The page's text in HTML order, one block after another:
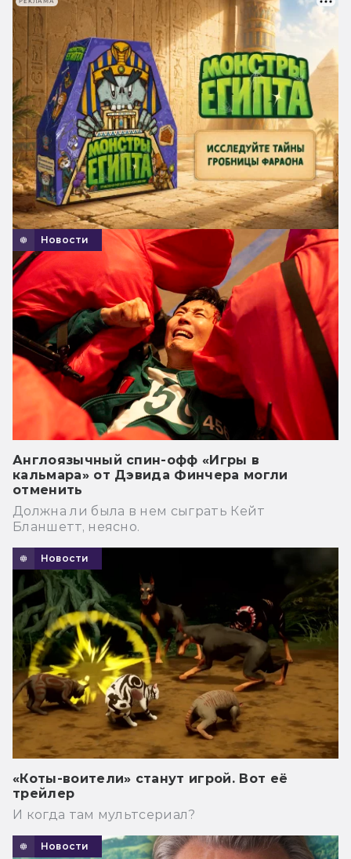
Новости
Англоязычный спин-офф «Игры в
кальмара» от Дэвида Финчера могли
отменить
Должна ли была в нем сыграть Кейт
Бланшетт, неясно.
Новости
«Коты-воители» станут игрой. Вот её
трейлер
И когда там мультсериал?
Новости
РЕКЛАМА